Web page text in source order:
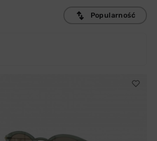
Popularność